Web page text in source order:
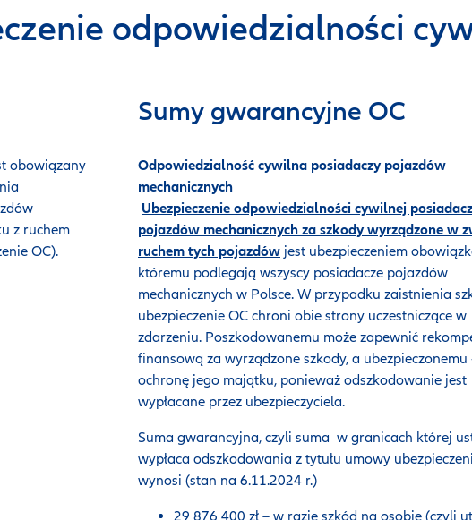
odpowiedzialności
obowiązany
z ruchem
OC).
Sumy gwarancyjne OC
Odpowiedzialność cywilna posiadaczy pojazdów
mechanicznych
Ubezpieczenie odpowiedzialności cywilnej
pojazdów mechanicznych za szkody wyrządzone w
ruchem tych pojazdów jest ubezpieczeniem
któremu podlegają wszyscy posiadacze pojazdów
mechanicznych w Polsce. W przypadku zaistnienia
ubezpieczenie OC chroni obie strony uczestniczące w
zdarzeniu. Poszkodowanemu może zapewnić
finansową za wyrządzone szkody, a ubezpieczonemu
ochronę jego majątku, ponieważ odszkodowanie jest
wypłacane przez ubezpieczyciela.
Suma gwarancyjna, czyli suma w granicach której
wypłaca odszkodowania z tytułu umowy
wynosi (stan na 6.11.2024 r.)
29 876 400 zł – w razie szkód na osobie (czyli